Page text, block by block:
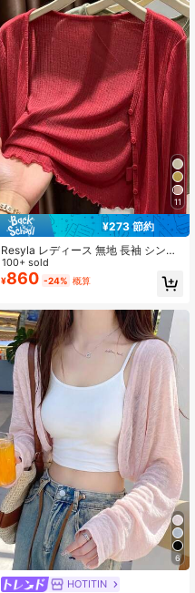
11
¥273 節約
Resyla レディース 無地 長袖 シング
ルブレスト フリルトリム カジュアル
ニットカーディガン
100+ sold
¥860 -24% 概算
6
HOTITIN